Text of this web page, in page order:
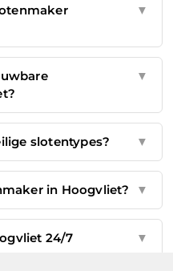
▼
▼
slotentypes? ▼
in Hoogvliet? ▼
24/7
▼